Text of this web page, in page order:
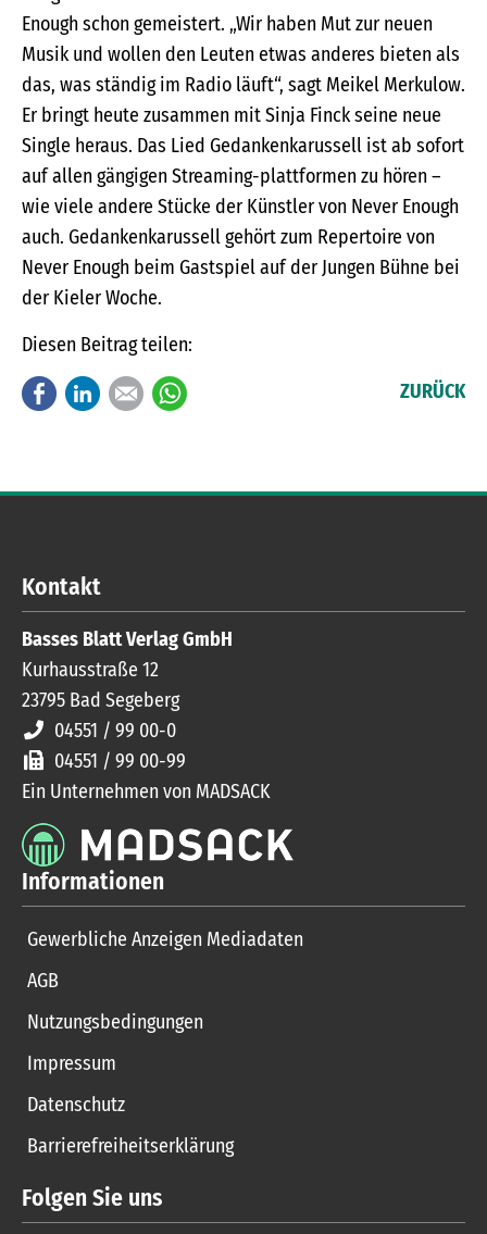
Enough schon gemeistert. „Wir haben Mut zur neuen
Musik und wollen den Leuten etwas anderes bieten als
das, was ständig im Radio läuft“, sagt Meikel Merkulow.
Er bringt heute zusammen mit Sinja Finck seine neue
Single heraus. Das Lied Gedankenkarussell ist ab sofort
auf allen gängigen Streaming-plattformen zu hören –
wie viele andere Stücke der Künstler von Never Enough
auch. Gedankenkarussell gehört zum Repertoire von
Never Enough beim Gastspiel auf der Jungen Bühne bei
der Kieler Woche.
Diesen Beitrag teilen:
FacebookLinkedInE-mail ZURÜCK
Kontakt
Basses Blatt Verlag GmbH
Kurhausstraße 12
23795 Bad Segeberg
04551 / 99 00-0
04551 / 99 00-99
Ein Unternehmen von MADSACK
Informationen
Gewerbliche Anzeigen Mediadaten
AGB
Nutzungsbedingungen
Impressum
Datenschutz
Barrierefreiheitserklärung
Folgen Sie uns